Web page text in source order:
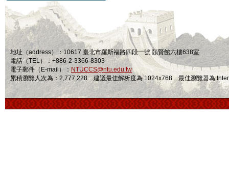
地址（address）：10617 臺北市羅斯福路四段一號 頤賢館六樓638室
電話（TEL）：+886-2-3366-8303
電子郵件（E-mail）： NTUCCS@ntu.edu.tw
累積瀏覽人次為：2,777,228 建議最佳解析度為 1024x768 最佳瀏覽器為